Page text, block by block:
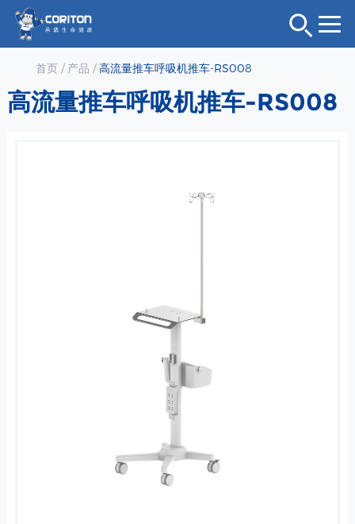
首页/ 产品 /高流量推车呼吸机推车-RS008
高流量推车呼吸机推车-RS008